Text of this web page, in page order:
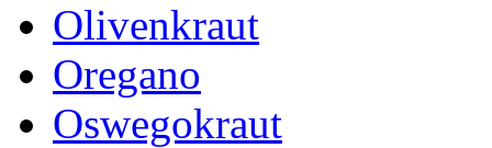
Olivenkraut
Oregano
Oswegokraut